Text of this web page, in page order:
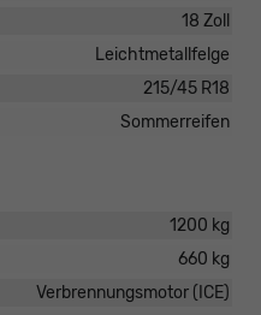
18 Zoll
Leichtmetallfelge
215/45 R18
Sommerreifen
1200 kg
660 kg
Verbrennungsmotor (ICE)